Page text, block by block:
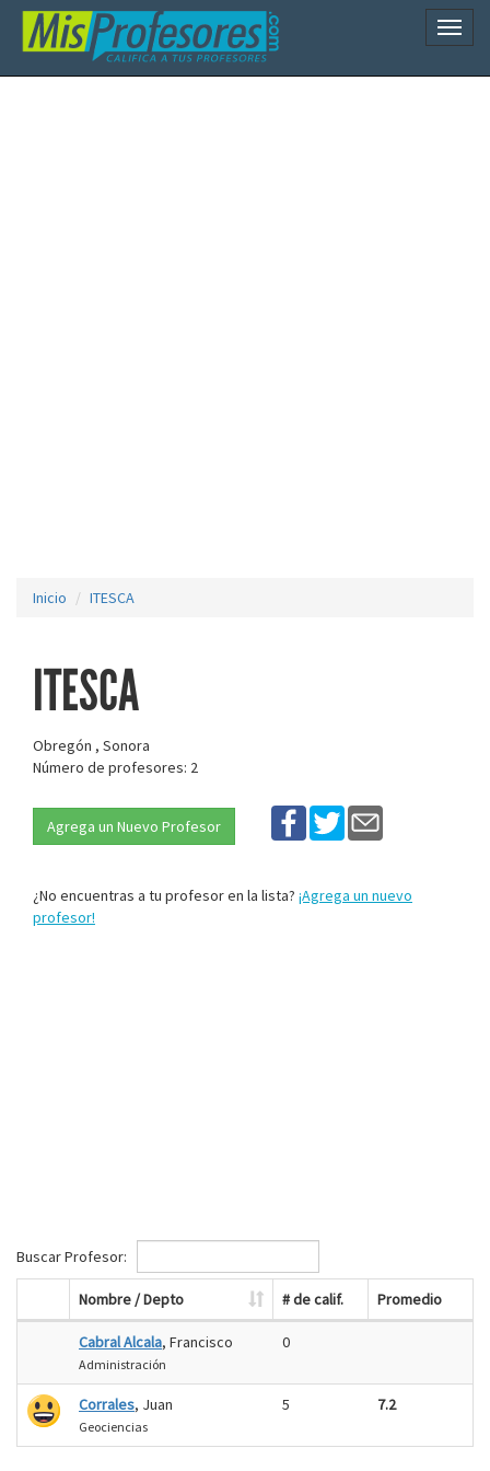
Inicio ITESCA
ITESCA
Obregón , Sonora
Número de profesores: 2
Agrega un Nuevo Profesor
¿No encuentras a tu profesor en la lista? ¡Agrega un nuevo
profesor!
Buscar Profesor:
Nombre / Depto # de calif. Promedio
Cabral Alcala, Francisco
Administración
0
Corrales, Juan
Geociencias
5 7.2